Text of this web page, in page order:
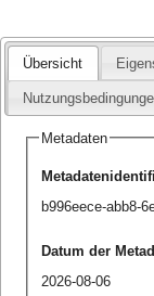
Übersicht
Metadaten
b996eece-abb8-
Datum der
2026-08-06